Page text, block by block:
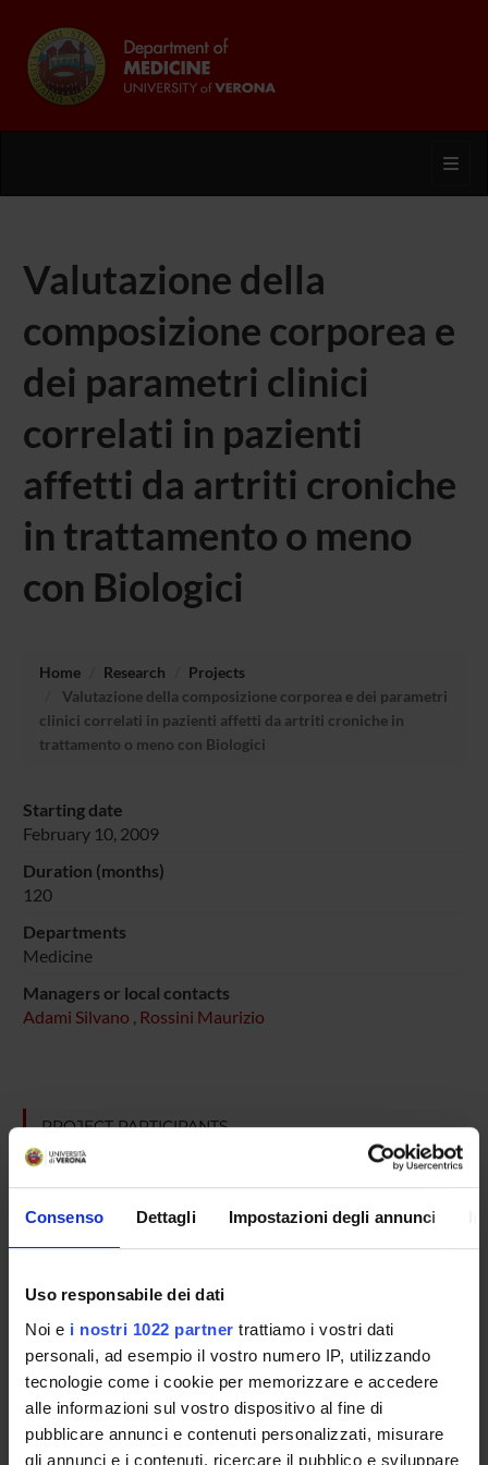
Consenso Dettagli Impostazioni degli annunci
Uso responsabile dei dati
Noi e i nostri 1022 partner trattiamo i vostri dati
personali, ad esempio il vostro numero IP, utilizzando
tecnologie come i cookie per memorizzare e accedere
alle informazioni sul vostro dispositivo al fine di
pubblicare annunci e contenuti personalizzati, misurare
gli annunci e i contenuti, ricercare il pubblico e sviluppare
Valutazione della
composizione corporea e
dei parametri clinici
correlati in pazienti
affetti da artriti croniche
in trattamento o meno
con Biologici
Home Research
Projects
Valutazione della composizione corporea e dei parametri
clinici correlati in pazienti affetti da artriti croniche in
trattamento o meno con Biologici
Starting date
February 10, 2009
Duration (months)
120
Departments
Medicine
Managers or local contacts
Adami Silvano , Rossini Maurizio
PROJECT PARTICIPANTS
Silvano Adami
Maurizio Rossini
RESEARCH AREAS INVOLVED IN THE PROJECT
Rheumatology (DM)
Rheumatology (DNBM)